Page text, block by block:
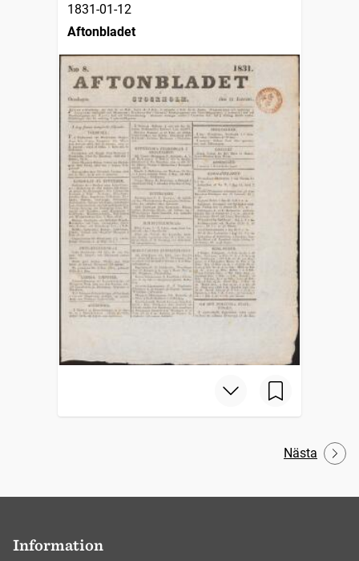
1831-01-12
Aftonbladet
Nästa
Information